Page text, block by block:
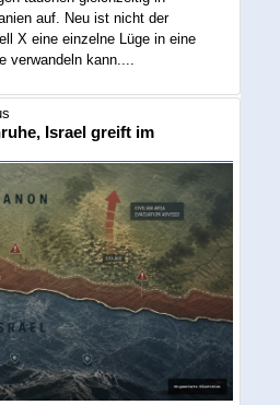
auf. Neu ist nicht der
X eine einzelne Lüge in eine
verwandeln kann....
Israel greift im